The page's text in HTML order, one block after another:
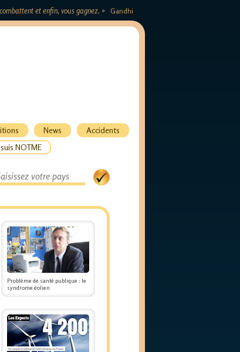
et enfin, vous gagnez. » Gandhi
News
Accidents
suis NOTME
Problème de santé publique : le
syndrome éolien